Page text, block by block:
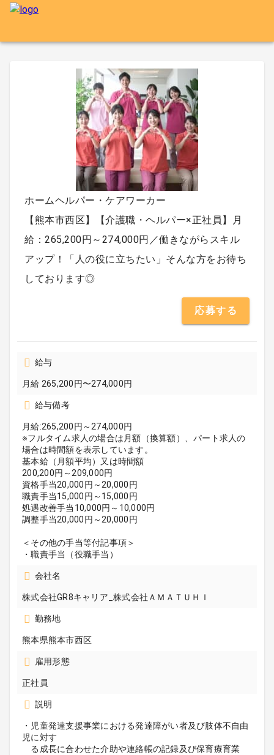
ホームヘルパー・ケアワーカー
【熊本市西区】【介護職・ヘルパー×正社員】月
給：265,200円～274,000円／働きながらスキル
アップ！「人の役に立ちたい」そんな方をお待ち
しております◎
応募する
給与
月給 265,200円〜274,000円
給与備考
月給:265,200円～274,000円
※フルタイム求人の場合は月額（換算額）、パート求人の
場合は時間額を表示しています。
基本給（月額平均）又は時間額
200,200円～209,000円
資格手当20,000円～20,000円
職責手当15,000円～15,000円
処遇改善手当10,000円～10,000円
調整手当20,000円～20,000円
＜その他の手当等付記事項＞
・職責手当（役職手当）
会社名
株式会社GR8キャリア_株式会社ＡＭＡＴＵＨＩ
勤務地
熊本県熊本市西区
雇用形態
正社員
説明
・児童発達支援事業における発達障がい者及び肢体不自由
児に対す
る成長に合わせた介助や連絡帳の記録及び保育療育業